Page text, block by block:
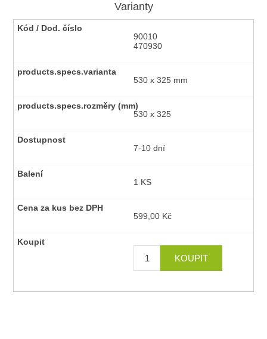
Varianty
90010
470930
530 x 325 mm
530 x 325
7-10 dní
1 KS
599,00 Kč